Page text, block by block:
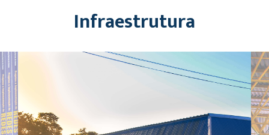
Infraestrutura